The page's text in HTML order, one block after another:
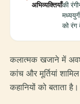
अभिव्यक्तियाँकी
को रंग
कलात्मक खजाने में
कांच और मूर्तियां
कहानियों को बताता है।